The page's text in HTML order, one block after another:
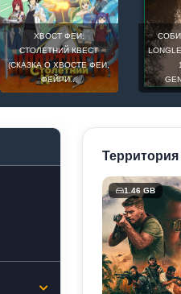
ХВОСТ ФЕИ:
СТОЛЕТНИЙ КВЕСТ
(СКАЗКА О ХВОСТЕ ФЕИ,
ФЕЙРИ...
Территория
1.46 GB